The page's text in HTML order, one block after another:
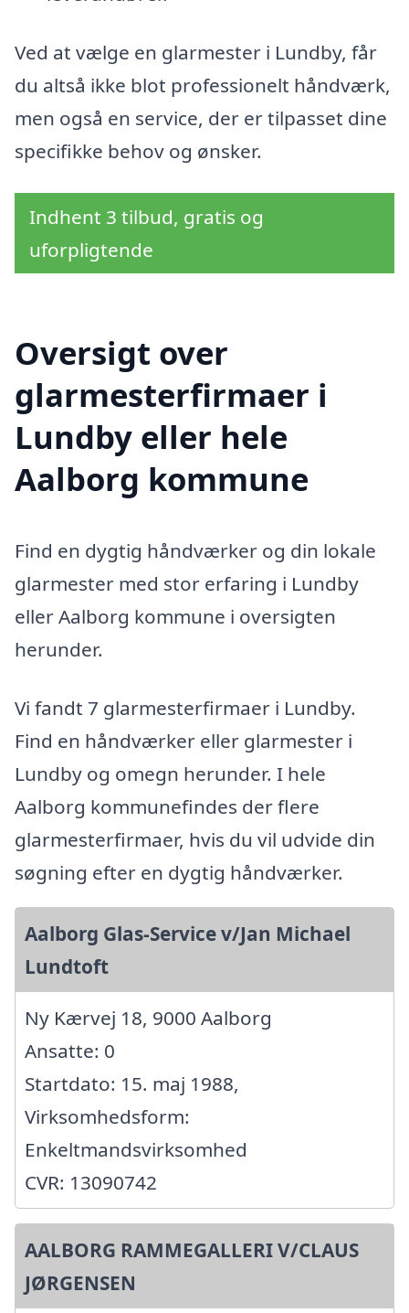
Ved at vælge en glarmester i Lundby, får
du altså ikke blot professionelt håndværk,
men også en service, der er tilpasset dine
specifikke behov og ønsker.
Indhent 3 tilbud, gratis og
uforpligtende
Oversigt over
glarmesterfirmaer i
Lundby eller hele
Aalborg kommune
Find en dygtig håndværker og din lokale
glarmester med stor erfaring i Lundby
eller Aalborg kommune i oversigten
herunder.
Vi fandt 7 glarmesterfirmaer i Lundby.
Find en håndværker eller glarmester i
Lundby og omegn herunder. I hele
Aalborg kommunefindes der flere
glarmesterfirmaer, hvis du vil udvide din
søgning efter en dygtig håndværker.
Aalborg Glas-Service v/Jan Michael
Lundtoft
Ny Kærvej 18, 9000 Aalborg
Ansatte: 0
Startdato: 15. maj 1988,
Virksomhedsform:
Enkeltmandsvirksomhed
CVR: 13090742
AALBORG RAMMEGALLERI V/CLAUS
JØRGENSEN